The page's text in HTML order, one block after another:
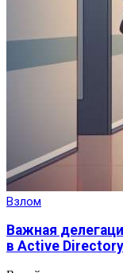
Взлом
Важная
в Active Directory